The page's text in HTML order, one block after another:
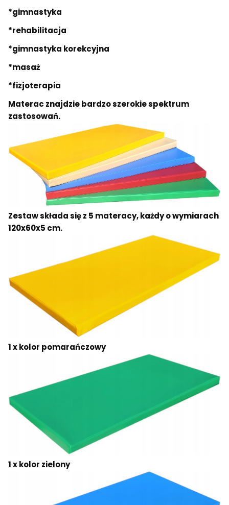
*gimnastyka
*rehabilitacja
*gimnastyka korekcyjna
*masaż
*fizjoterapia
Materac znajdzie bardzo szerokie spektrum
zastosowań.
Zestaw składa się z 5 materacy, każdy o wymiarach
120x60x5 cm.
1 x kolor pomarańczowy
1 x kolor zielony